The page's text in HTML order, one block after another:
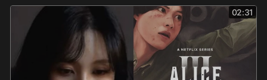
02:31